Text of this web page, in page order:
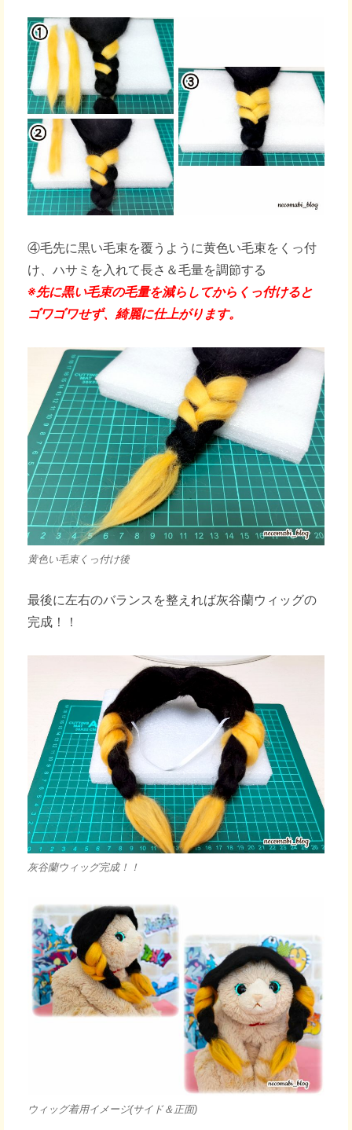
④毛先に黒い毛束を覆うように黄色い毛束をくっ付
け、ハサミを入れて長さ＆毛量を調節する
※先に黒い毛束の毛量を減らしてからくっ付けると
ゴワゴワせず、綺麗に仕上がります。
黄色い毛束くっ付け後
最後に左右のバランスを整えれば灰谷蘭ウィッグの
完成！！
灰谷蘭ウィッグ完成！！
ウィッグ着用イメージ(サイド＆正面)